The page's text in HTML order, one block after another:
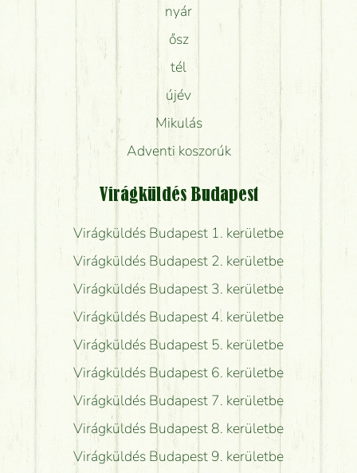
nyár
ősz
tél
újév
Mikulás
Adventi koszorúk
Virágküldés Budapest
Virágküldés Budapest 1. kerületbe
Virágküldés Budapest 2. kerületbe
Virágküldés Budapest 3. kerületbe
Virágküldés Budapest 4. kerületbe
Virágküldés Budapest 5. kerületbe
Virágküldés Budapest 6. kerületbe
Virágküldés Budapest 7. kerületbe
Virágküldés Budapest 8. kerületbe
Virágküldés Budapest 9. kerületbe